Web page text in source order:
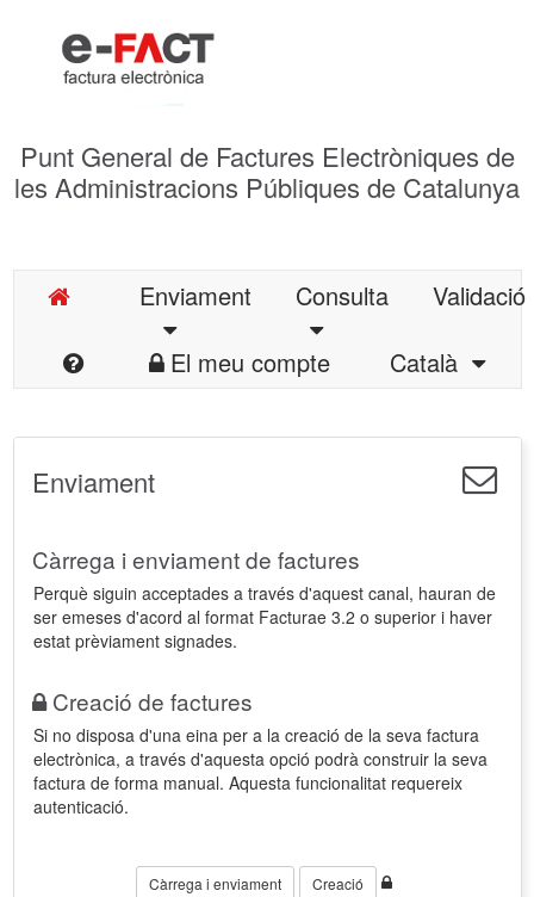
Punt General de Factures Electròniques de
les Administracions Públiques de Catalunya
Enviament Consulta
Validació
El meu compte
Català
Enviament
Càrrega i enviament de factures
Perquè siguin acceptades a través d'aquest canal, hauran de
ser emeses d'acord al format Facturae 3.2 o superior i haver
estat prèviament signades.
Creació de factures
Si no disposa d'una eina per a la creació de la seva factura
electrònica, a través d'aquesta opció podrà construir la seva
factura de forma manual. Aquesta funcionalitat requereix
autenticació.
Càrrega i enviament Creació